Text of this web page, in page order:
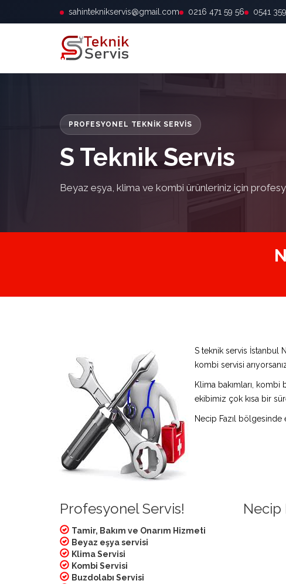
sahinteknikservis@gmail.com 0216 471 59 56 0541
PROFESYONEL TEKNIK SERVIS
S Teknik Servis
Beyaz eşya, klima ve kombi ürünleriniz için
S teknik servis İstanbul
kombi servisi
Klima bakımları, kombi
ekibimiz çok kısa bir
Necip Fazıl bölgesinde
Profesyonel Servis!
Tamir, Bakım ve Onarım Hizmeti
Beyaz eşya servisi
Klima Servisi
Kombi Servisi
Buzdolabı Servisi
Necip